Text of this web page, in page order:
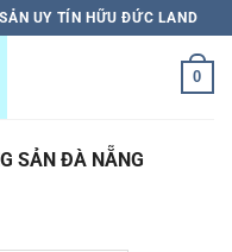
UY TÍN HỮU ĐỨC LAND
0
SẢN ĐÀ NẴNG